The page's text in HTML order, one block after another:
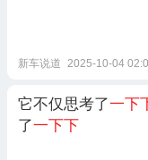
新车说道 2025-10-04
它不仅思考了一下
了一下下